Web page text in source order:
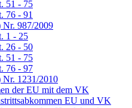
51 - 75
76 - 91
987/2009
1 - 25
26 - 50
51 - 75
76 - 97
1231/2010
der EU mit dem VK
EU und VK